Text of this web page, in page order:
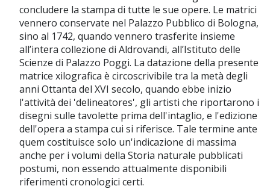
concludere la stampa di tutte le sue opere. Le matrici
vennero conservate nel Palazzo Pubblico di Bologna,
sino al 1742, quando vennero trasferite insieme
all’intera collezione di Aldrovandi, all’Istituto delle
Scienze di Palazzo Poggi. La datazione della presente
matrice xilografica è circoscrivibile tra la metà degli
anni Ottanta del XVI secolo, quando ebbe inizio
l'attività dei 'delineatores', gli artisti che riportarono i
disegni sulle tavolette prima dell'intaglio, e l'edizione
dell'opera a stampa cui si riferisce. Tale termine ante
quem costituisce solo un'indicazione di massima
anche per i volumi della Storia naturale pubblicati
postumi, non essendo attualmente disponibili
riferimenti cronologici certi.